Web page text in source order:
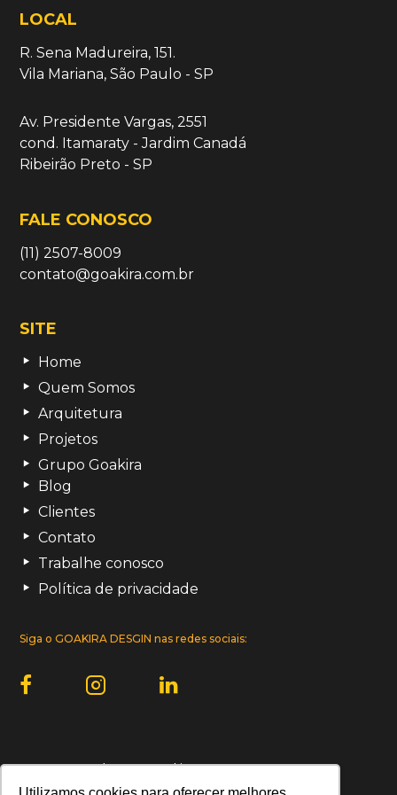
LOCAL
R. Sena Madureira, 151.
Vila Mariana, São Paulo - SP
Av. Presidente Vargas, 2551
cond. Itamaraty - Jardim Canadá
Ribeirão Preto - SP
FALE CONOSCO
(11) 2507-8009
contato@goakira.com.br
SITE
Home
Quem Somos
Arquitetura
Projetos
Grupo Goakira
Blog
Clientes
Contato
Trabalhe conosco
Política de privacidade
Siga o GOAKIRA DESGIN nas redes sociais:
Uma empresa do Grupo Goakira: